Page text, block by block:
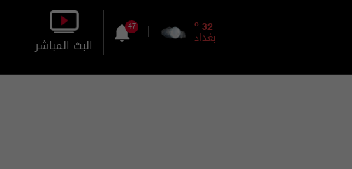
32
o
بغداد
47
البث المباشر